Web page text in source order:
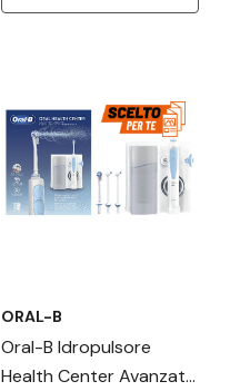
ORAL-B
Oral-B Idropulsore
Health Center Avanzato